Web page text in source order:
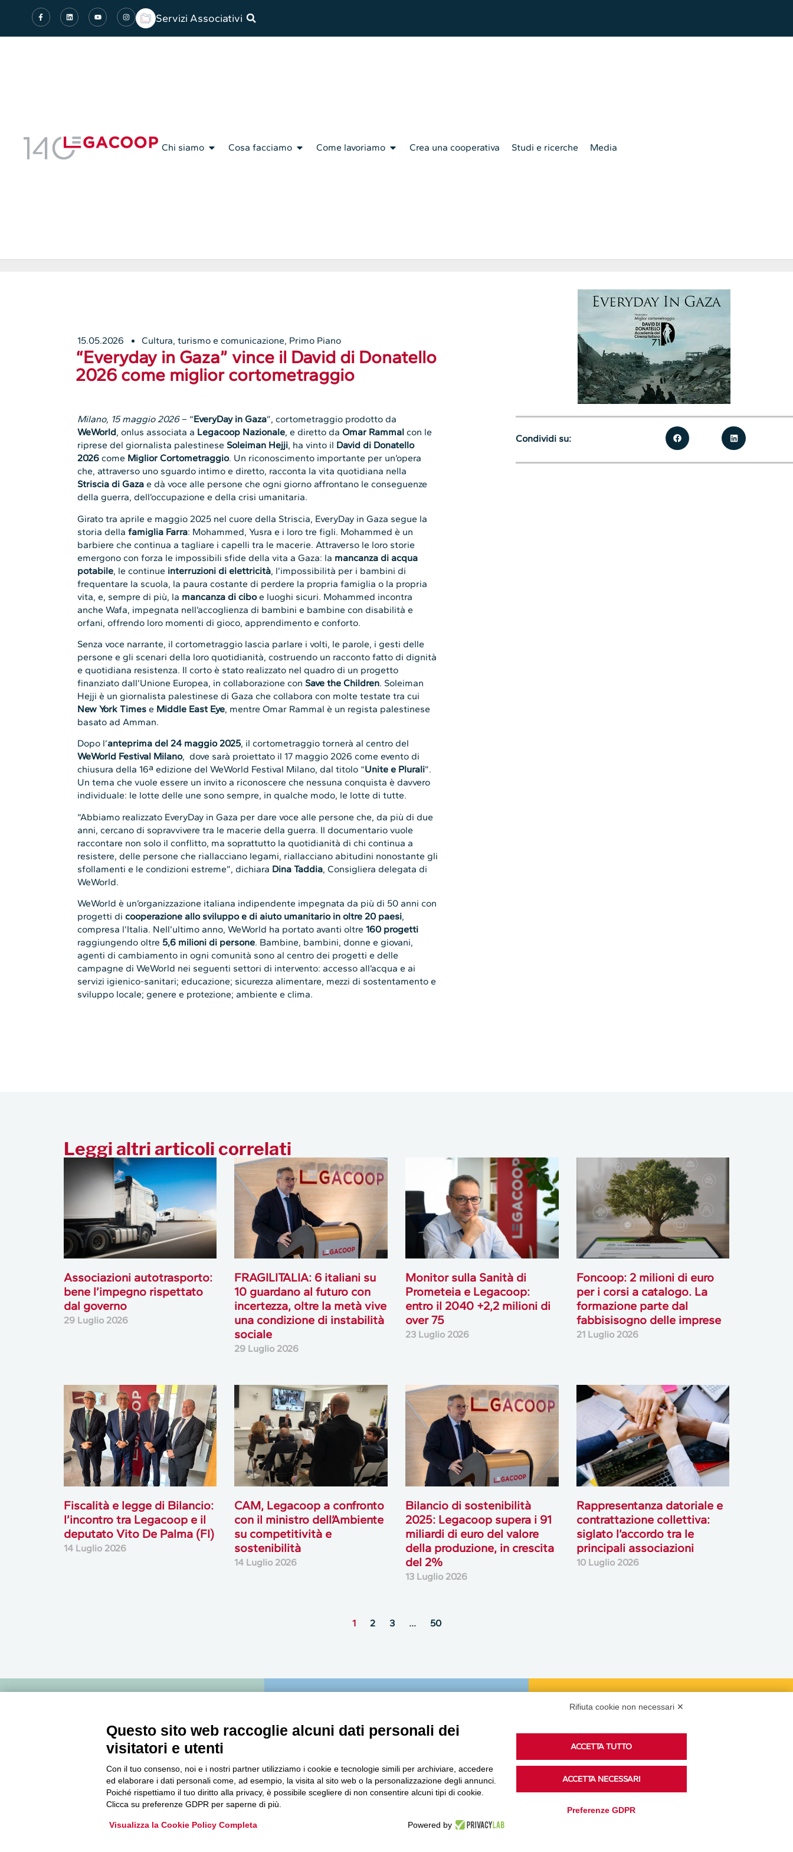
Servizi Associativi
Chi siamo Cosa facciamo Come lavoriamo Crea una cooperativa Studi e ricerche Media
15.05.2026 Cultura, turismo e comunicazione, Primo Piano
“Everyday in Gaza” vince il David di Donatello
2026 come miglior cortometraggio
Milano, 15 maggio 2026– “EveryDay in Gaza”, cortometraggio prodotto da
WeWorld, onlus associata a Legacoop Nazionale, e diretto daOmar Rammal con le
riprese del giornalista palestinese Soleiman Hejji, ha vinto il David di Donatello
2026 come Miglior Cortometraggio. Un riconoscimento importante per un’opera
che, attraverso uno sguardo intimo e diretto, racconta la vita quotidiana nella
Striscia di Gaza e dà voce alle persone che ogni giorno affrontano le conseguenze
della guerra, dell’occupazione e della crisi umanitaria.
Girato tra aprile e maggio 2025 nel cuore della Striscia, EveryDay in Gaza segue la
storia dellafamiglia Farra: Mohammed, Yusra e i loro tre figli. Mohammed è un
barbiere che continua a tagliare i capelli tra le macerie. Attraverso le loro storie
emergono con forza le impossibili sfide della vita a Gaza: la mancanza di acqua
potabile, le continue interruzioni di elettricità, l’impossibilità per i bambini di
frequentare la scuola, la paura costante di perdere la propria famiglia o la propria
vita, e, sempre di più, la mancanza di ciboe luoghi sicuri. Mohammed incontra
anche Wafa, impegnata nell’accoglienza di bambini e bambine con disabilità e
orfani, offrendo loro momenti di gioco, apprendimento e conforto.
Senza voce narrante, il cortometraggio lascia parlare i volti, le parole, i gesti delle
persone e gli scenari della loro quotidianità, costruendo un racconto fatto di dignità
e quotidiana resistenza. Il corto è stato realizzato nel quadro di un progetto
finanziato dall’Unione Europea, in collaborazione con Save the Children. Soleiman
Hejji è un giornalista palestinese di Gaza che collabora con molte testate tra cui
New York Times e Middle East Eye, mentre Omar Rammal è un regista palestinese
basato ad Amman.
Dopo l’anteprima del 24 maggio 2025, il cortometraggio tornerà al centro del
WeWorld Festival Milano, dove sarà proiettato il 17 maggio 2026 come evento di
chiusura della 16ª edizione del WeWorld Festival Milano, dal titolo “Unite e Plurali”.
Un tema che vuole essere un invito a riconoscere che nessuna conquista è davvero
individuale: le lotte delle une sono sempre, in qualche modo, le lotte di tutte.
“Abbiamo realizzato EveryDay in Gaza per dare voce alle persone che, da più di due
anni, cercano di sopravvivere tra le macerie della guerra. Il documentario vuole
raccontare non solo il conflitto, ma soprattutto la quotidianità di chi continua a
resistere, delle persone che riallacciano legami, riallacciano abitudini nonostante gli
sfollamenti e le condizioni estreme”, dichiara Dina Taddia, Consigliera delegata di
WeWorld.
WeWorld è un’organizzazione italiana indipendente impegnata da più di 50 anni con
progetti dicooperazione allo sviluppo e di aiuto umanitario in oltre 20 paesi,
compresa l’Italia. Nell’ultimo anno, WeWorld ha portato avanti oltre160 progetti
raggiungendo oltre 5,6 milioni di persone. Bambine, bambini, donne e giovani,
agenti di cambiamento in ogni comunità sono al centro dei progetti e delle
campagne di WeWorld nei seguenti settori di intervento: accesso all’acqua e ai
servizi igienico-sanitari; educazione; sicurezza alimentare, mezzi di sostentamento e
sviluppo locale; genere e protezione; ambiente e clima.
Condividi su:
Leggi altri articoli correlati
Associazioni autotrasporto:
bene l’impegno rispettato
dal governo
29 Luglio 2026
FRAGILITALIA: 6 italiani su
10 guardano al futuro con
incertezza, oltre la metà vive
una condizione di instabilità
sociale
29 Luglio 2026
Monitor sulla Sanità di
Prometeia e Legacoop:
entro il 2040 +2,2 milioni di
over 75
23 Luglio 2026
Foncoop: 2 milioni di euro
per i corsi a catalogo. La
formazione parte dal
fabbisisogno delle imprese
21 Luglio 2026
Fiscalità e legge di Bilancio:
l’incontro tra Legacoop e il
deputato Vito De Palma (FI)
14 Luglio 2026
CAM, Legacoop a confronto
con il ministro dell’Ambiente
su competitività e
sostenibilità
14 Luglio 2026
Bilancio di sostenibilità
2025: Legacoop supera i 91
miliardi di euro del valore
della produzione, in crescita
del 2%
13 Luglio 2026
Rappresentanza datoriale e
contrattazione collettiva:
siglato l’accordo tra le
principali associazioni
10 Luglio 2026
1 2 3 … 50
Accedi o iscriviti alla nostra Newsletter Legacoop
Informazioni per restare sempre aggiornati sul
mondo della cooperazione.
Guarda i nostri video, storie e webinar.
Podcast
Ascolta i podcast di approfondimento di Legacoop
su Spreaker.
Rifiuta cookie non necessari ✕
Questo sito web raccoglie alcuni dati personali dei
visitatori e utenti
Con il tuo consenso, noi e i nostri partner utilizziamo i cookie e tecnologie simili per archiviare, accedere
ed elaborare i dati personali come, ad esempio, la visita al sito web o la personalizzazione degli annunci.
Poiché rispettiamo il tuo diritto alla privacy, è possibile scegliere di non consentire alcuni tipi di cookie.
Clicca su preferenze GDPR per saperne di più.
Visualizza la Cookie Policy Completa Powered by
ACCETTA TUTTO
ACCETTA NECESSARI
Preferenze GDPR